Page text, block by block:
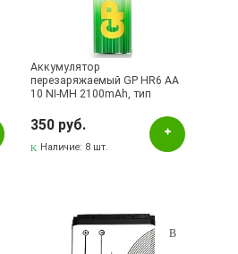
Аккумулятор
перезаряжаемый GP HR6 AA
10 NI-MH 2100mAh, тип
350 руб.
Наличие: 8 шт.